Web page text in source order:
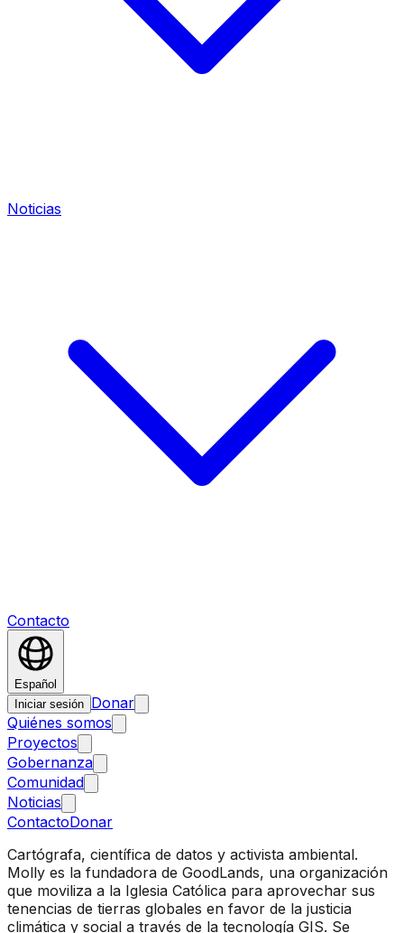
Noticias
Contacto
Español
Iniciar sesión Donar
Quiénes somos
Proyectos
Gobernanza
Comunidad
Noticias
ContactoDonar
Cartógrafa, científica de datos y activista ambiental.
Molly es la fundadora de GoodLands, una organización
que moviliza a la Iglesia Católica para aprovechar sus
tenencias de tierras globales en favor de la justicia
climática y social a través de la tecnología GIS. Se